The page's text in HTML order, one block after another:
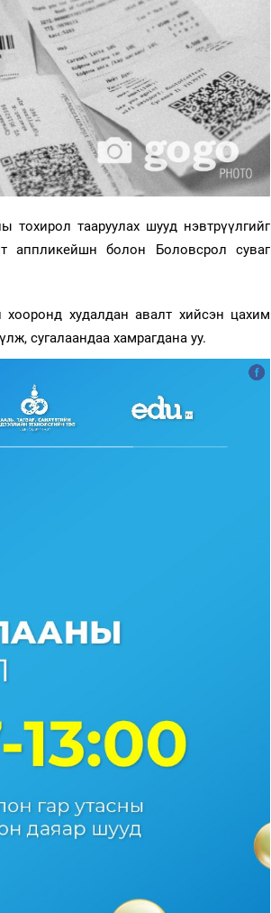
тааруулах шууд нэвтрүүлгийг
аппликейшн болон Боловсрол суваг
худалдан авалт хийсэн цахим
сугалаандаа хамрагдана уу.